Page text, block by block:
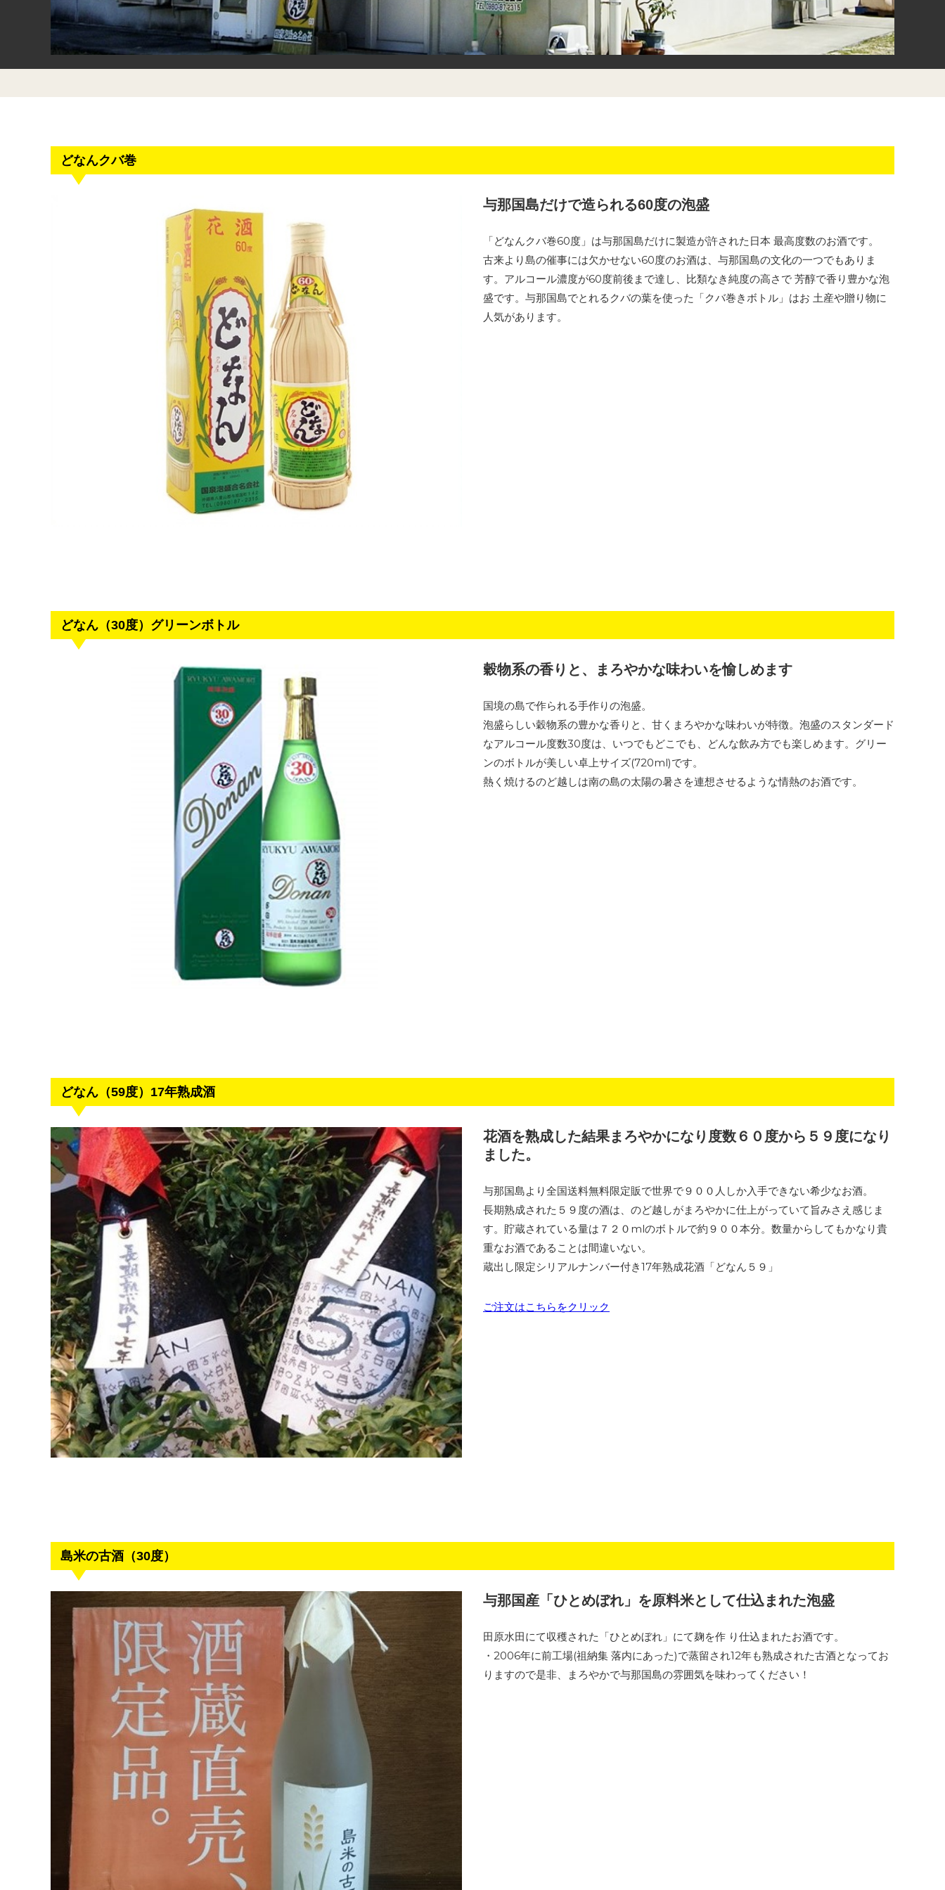
どなんクバ巻
与那国島だけで造られる60度の泡盛
「どなんクバ巻60度」は与那国島だけに製造が許された日本 最高度数のお酒です。
古来より島の催事には欠かせない60度のお酒は、与那国島の文化の一つでもありま
す。アルコール濃度が60度前後まで達し、比類なき純度の高さで 芳醇で香り豊かな泡
盛です。与那国島でとれるクバの葉を使った「クバ巻きボトル」はお 土産や贈り物に
人気があります。
どなん（30度）グリーンボトル
穀物系の香りと、まろやかな味わいを愉しめます
国境の島で作られる手作りの泡盛。
泡盛らしい穀物系の豊かな香りと、甘くまろやかな味わいが特徴。泡盛のスタンダード
なアルコール度数30度は、いつでもどこでも、どんな飲み方でも楽しめます。グリー
ンのボトルが美しい卓上サイズ(720ml)です。
熱く焼けるのど越しは南の島の太陽の暑さを連想させるような情熱のお酒です。
どなん（59度）17年熟成酒
花酒を熟成した結果まろやかになり度数６０度から５９度になり
ました。
与那国島より全国送料無料限定販で世界で９００人しか入手できない希少なお酒。
長期熟成された５９度の酒は、のど越しがまろやかに仕上がっていて旨みさえ感じま
す。貯蔵されている量は７２０mlのボトルで約９００本分。数量からしてもかなり貴
重なお酒であることは間違いない。
蔵出し限定シリアルナンバー付き17年熟成花酒「どなん５９」
ご注文はこちらをクリック
島米の古酒（30度）
与那国産「ひとめぼれ」を原料米として仕込まれた泡盛
田原水田にて収穫された「ひとめぼれ」にて麹を作 り仕込まれたお酒です。
・2006年に前工場(祖納集 落内にあった)で蒸留され12年も熟成された古酒となってお
りますので是非、まろやかで与那国島の雰囲気を味わってください！